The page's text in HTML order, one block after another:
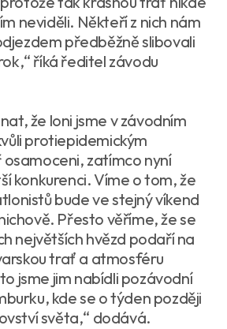
neviděli. Někteří z nich nám
předběžně slibovali
říká ředitel závodu
že loni jsme v závodním
protiepidemickým
zatímco nyní
konkurenci. Víme o tom, že
bude ve stejný víkend
Přesto věříme, že se
největších hvězd podaří na
trať a atmosféru
jsme jim nabídli pozávodní
kde se o týden později
světa,“ dodává.